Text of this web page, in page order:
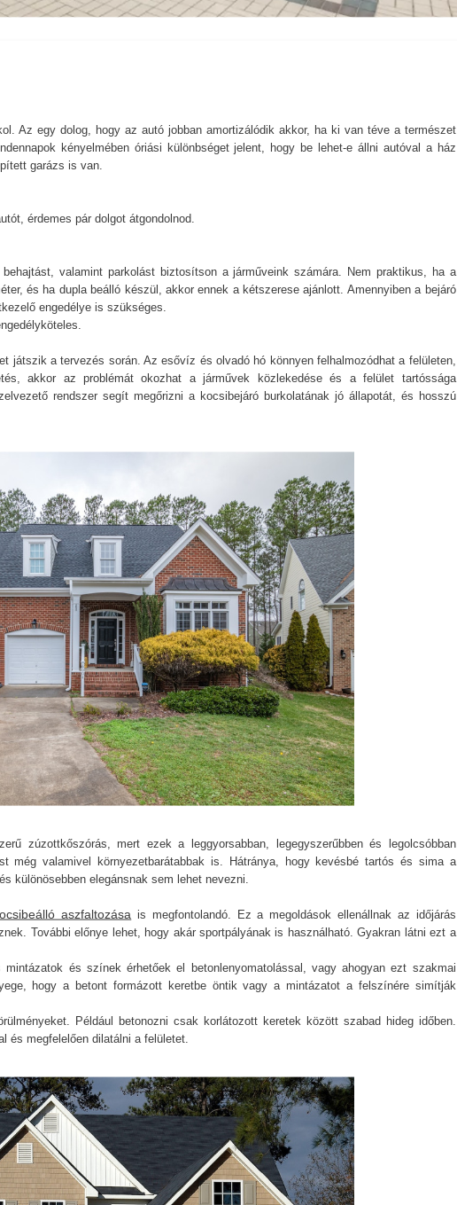
Az egy dolog, hogy az autó jobban amortizálódik akkor, ha ki van téve a természet
kényelmében óriási különbséget jelent, hogy be lehet-e állni autóval a ház
garázs is van.
érdemes pár dolgot átgondolnod.
valamint parkolást biztosítson a járműveink számára. Nem praktikus, ha a
és ha dupla beálló készül, akkor ennek a kétszerese ajánlott. Amennyiben a bejáró
engedélye is szükséges.
játszik a tervezés során. Az esővíz és olvadó hó könnyen felhalmozódhat a felületen,
akkor az problémát okozhat a járművek közlekedése és a felület tartóssága
rendszer segít megőrizni a kocsibejáró burkolatának jó állapotát, és hosszú
zúzottkőszórás, mert ezek a leggyorsabban, legegyszerűbben és legolcsóbban
még valamivel környezetbarátabbak is. Hátránya, hogy kevésbé tartós és sima a
különösebben elegánsnak sem lehet nevezni.
aszfaltozása is megfontolandó. Ez a megoldások ellenállnak az időjárás
További előnye lehet, hogy akár sportpályának is használható. Gyakran látni ezt a
és színek érhetőek el betonlenyomatolással, vagy ahogyan ezt szakmai
hogy a betont formázott keretbe öntik vagy a mintázatot a felszínére simítják
Például betonozni csak korlátozott keretek között szabad hideg időben.
és megfelelően dilatálni a felületet.